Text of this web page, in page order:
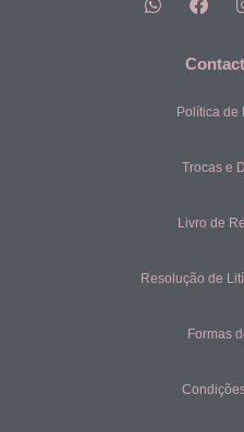
Política de
Trocas e
Livro de
Resolução de
Formas